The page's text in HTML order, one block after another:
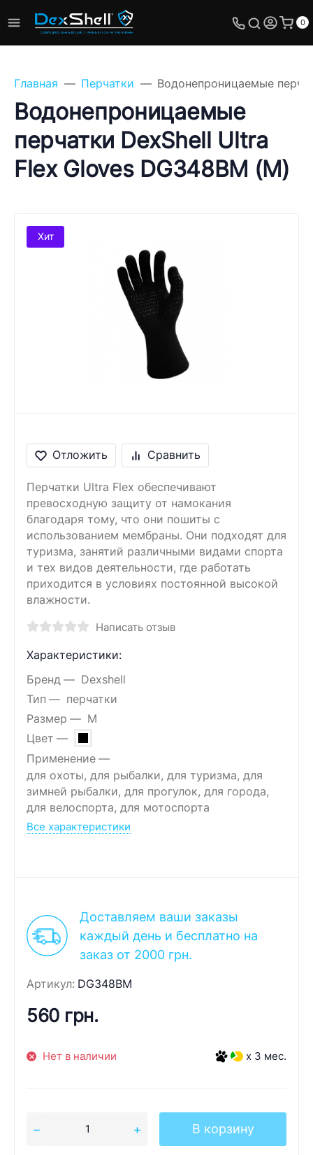
0
Главная Перчатки Водонепроницаемые
Водонепроницаемые
перчатки DexShell Ultra
Flex Gloves DG348BM (M)
Хит
Отложить Сравнить
Перчатки Ultra Flex обеспечивают
превосходную защиту от намокания
благодаря тому, что они пошиты с
использованием мембраны. Они подходят для
туризма, занятий различными видами спорта
и тех видов деятельности, где работать
приходится в условиях постоянной высокой
влажности.
Написать отзыв
Характеристики:
Бренд
Dexshell
Тип
перчатки
Размер
M
Цвет
Применение
для охоты, для рыбалки, для туризма, для
зимней рыбалки, для прогулок, для города,
для велоспорта, для мотоспорта
Все характеристики
Доставляем ваши заказы
каждый день и бесплатно на
заказ от 2000 грн.
Артикул: DG348BM
560 грн.
Нет в наличии x 3 мес.
В корзину
Задайте свой вопрос,
мы обязательно
1 + 6 =